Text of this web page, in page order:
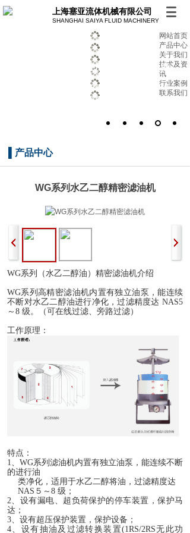
网站首页
产品中心
关于我们
技术及资
讯
行业案例
联系我们
上海塞亚流体机械有限公司
SHANGHAI SAIYA FLUID MACHINERY
油水分离 精密过滤 专业制造商
始终致力于提供高品质的产品及服务 助力客户解
决优化多种环保方案
产品中心
WG系列水乙二醇精密滤油机
WG系列（水乙二醇油）精密滤油机介绍
WG系列高精密滤油机内置有独立油泵，能连续
不断对水乙二醇油进行净化，过滤精度达 NAS5
～ 8 级。（可在线过滤、旁路过滤）
工作原理：
特点：
1、 WG系列滤油机内置有独立油泵，能连续不断
的进行油
类净化，适用于水乙二醇将油，过滤精度达
NAS ５～ 8 级；
2、设有漏电、超负荷保护的停车装置，保护马
达；
3、设有超压保护装置 ，保护设备 ；
4、设有抽油及过滤转换装置(1RS/2RS无此功